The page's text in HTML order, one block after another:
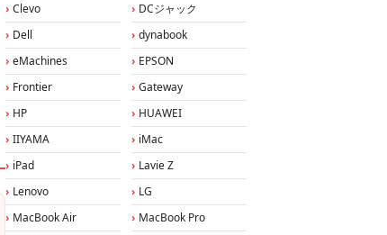
Clevo
DCジャック
Dell
dynabook
eMachines
EPSON
Frontier
Gateway
HP
HUAWEI
IIYAMA
iMac
iPad
Lavie Z
Lenovo
LG
MacBook Air
MacBook Pro